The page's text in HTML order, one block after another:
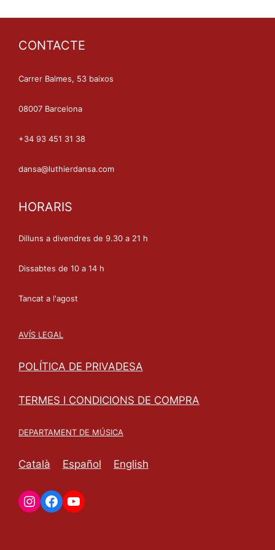
CONTACTE
Carrer Balmes, 53 baixos
08007 Barcelona
+34 93 451 31 38
dansa@luthierdansa.com
HORARIS
Dilluns a divendres de 9.30 a 21 h
Dissabtes de 10 a 14 h
Tancat a l'agost
AVÍS LEGAL
POLÍTICA DE PRIVADESA
TERMES I CONDICIONS DE COMPRA
DEPARTAMENT DE MÚSICA
Català Español English